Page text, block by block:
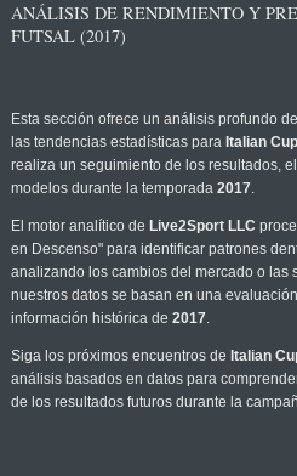
ANÁLISIS DE RENDIMIENTO Y
FUTSAL (2017)
Esta sección ofrece un análisis profundo
las tendencias estadísticas para Italian
realiza un seguimiento de los resultados,
modelos durante la temporada 2017.
El motor analítico de Live2Sport LLC
en Descenso" para identificar patrones
analizando los cambios del mercado o las
nuestros datos se basan en una
información histórica de 2017.
Siga los próximos encuentros de Italian
análisis basados en datos para
de los resultados futuros durante la